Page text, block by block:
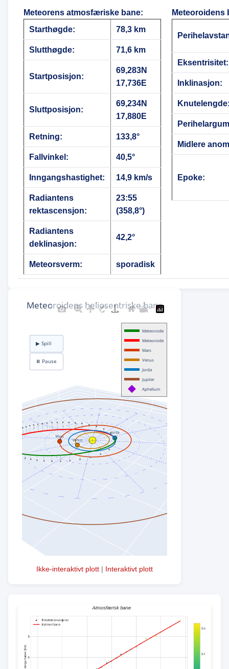
Meteorens atmosfæriske bane:
Starthøgde:
78,3 km
Slutthøgde: 71,6 km
Startposisjon:
69,283N
17,736E
Sluttposisjon:
69,234N
17,880E
Retning: 133,8°
Fallvinkel: 40,5°
Inngangshastighet: 14,9 km/s
Radiantens
rektascensjon:
23:55
(358,8°)
Radiantens
deklinasjon:
42,2°
Meteorsverm: sporadisk
Meteoroidens
Eksentrisitet:
Inklinasjon:
Midlere
Epoke:
Ikke-interaktivt plott | Interaktivt plott